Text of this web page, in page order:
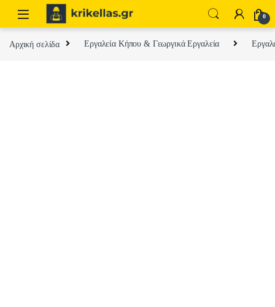
Skip to navigation
Skip to content
0
Αρχική σελίδα Εργαλεία Κήπου & Γεωργικά Εργαλεία